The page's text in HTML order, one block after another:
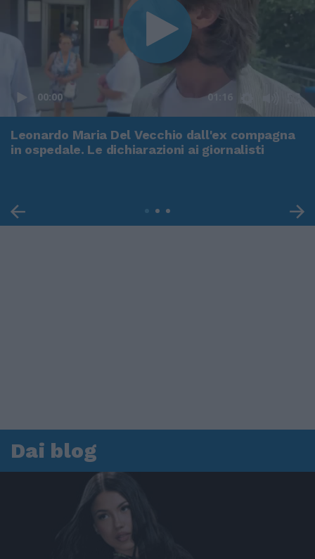
00:00 01:16
Leonardo Maria Del Vecchio dall'ex compagna
in ospedale. Le dichiarazioni ai giornalisti
Dai blog